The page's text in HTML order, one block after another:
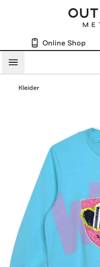
Online Shop
Menü
Kleider